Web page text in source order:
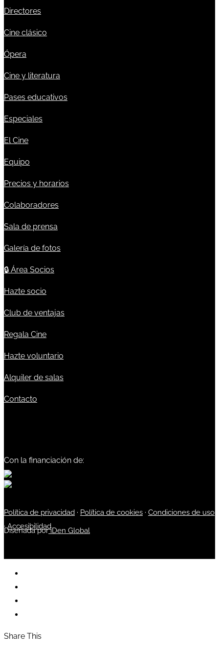
Directores
Cine clásico
Ópera
Cine y literatura
Pases educativos
Especiales
El Cine
Equipo
Precios y horarios
Colaboradores
Sala de prensa
Galería de fotos
🔒 Área Socios
Hazte socio
Club de ventajas
Regala Cine
Hazte voluntario
Alquiler de salas
Contacto
Con la financiación de:
Política de privacidad · Política de cookies · Condiciones de uso
·Accesibilidad
Diseñada poriDen Global
Share This